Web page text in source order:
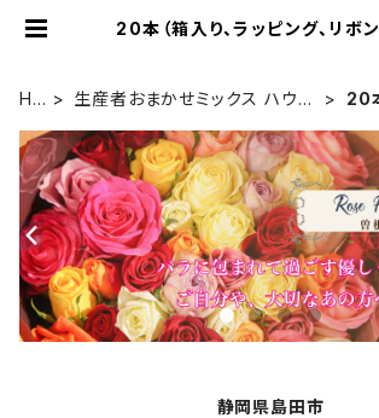
20本（箱入り、ラッピング、リボ
HO
生産者おまかせミックス ハウス
20
静岡県島田市